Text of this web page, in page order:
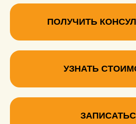
ПОЛУЧИТЬ
УЗНАТЬ